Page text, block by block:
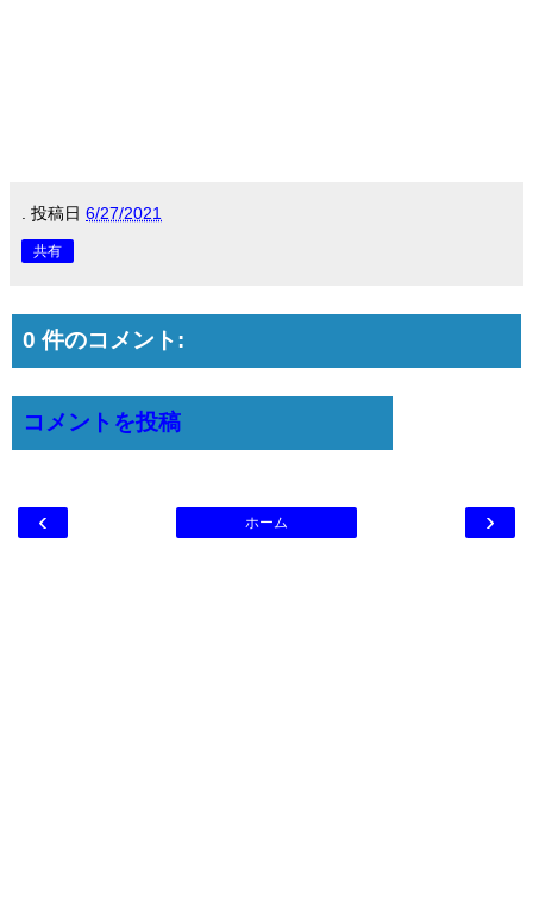
投稿日 6/27/2021
共有
0 件のコメント:
コメントを投稿
‹ ›
ホーム